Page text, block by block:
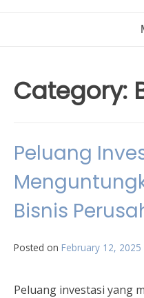
Category:
Peluang
Bisnis
Posted on February 12, 2025
Peluang investasi yang